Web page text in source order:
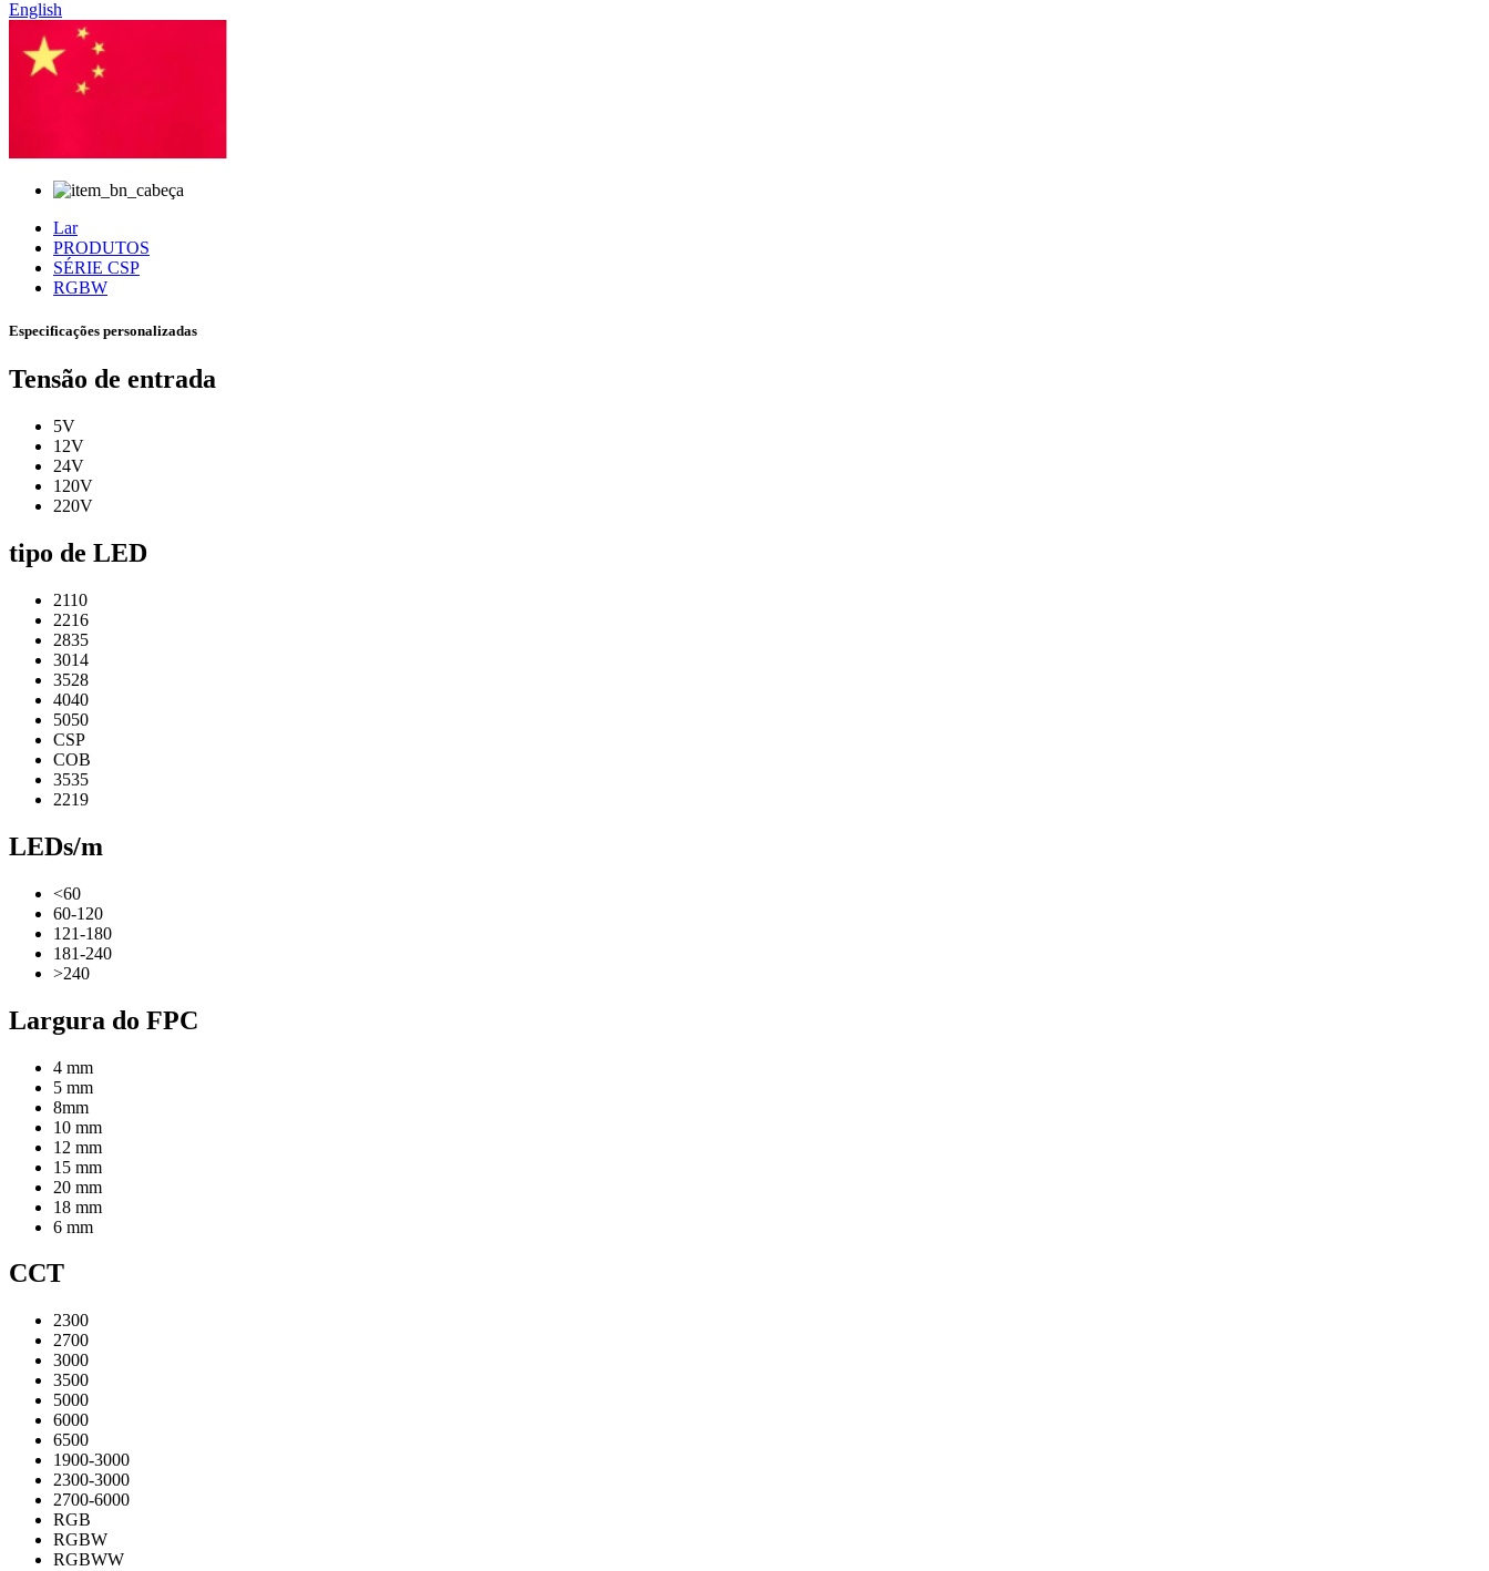
English
Lar
PRODUTOS
SÉRIE CSP
RGBW
Especificações personalizadas
Tensão de entrada
5V
12V
24V
120V
220V
tipo de LED
2110
2216
2835
3014
3528
4040
5050
CSP
COB
3535
2219
LEDs/m
<60
60-120
121-180
181-240
>240
Largura do FPC
4 mm
5 mm
8mm
10 mm
12 mm
15 mm
20 mm
18 mm
6 mm
CCT
2300
2700
3000
3500
5000
6000
6500
1900-3000
2300-3000
2700-6000
RGB
RGBW
RGBWW